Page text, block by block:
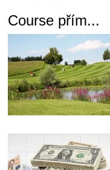
Course přím...